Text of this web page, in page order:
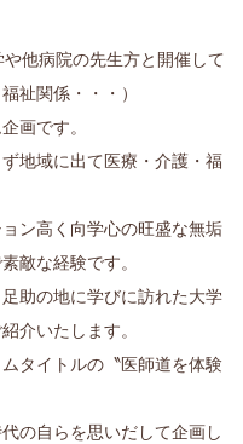
他病院の先生方と開催して
祉関係・・・）
画です。
地域に出て医療・介護・福
ン高く向学心の旺盛な無垢
敵な経験です。
助の地に学びに訪れた大学
介いたします。
タイトルの〝医師道を体験
の自らを思いだして企画し